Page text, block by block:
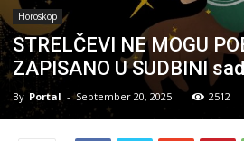
Horoskop
STRELČEVI NE MOGU
ZAPISANO U SUDBINI
By Portal - September 20, 2025 2512